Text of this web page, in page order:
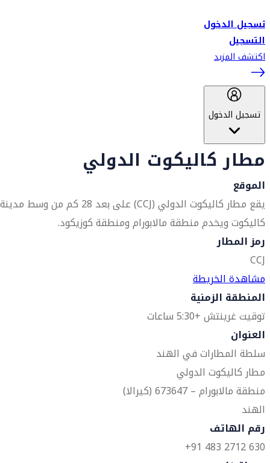
تسجيل الدخول
التسجيل
اكتشف المزيد
تسجيل الدخول
مطار كاليكوت الدولي
الموقع
يقع مطار كاليكوت الدولي (CCJ) على بعد 28 كم من وسط مدينة
كاليكوت ويخدم منطقة مالابورام ومنطقة كوزيكود.
رمز المطار
CCJ
مشاهدة الخريطة
المنطقة الزمنية
توقيت غرينتش +5:30 ساعات
العنوان
سلطة المطارات في الهند
مطار كاليكوت الدولي
منطقة مالابورام – 673647 (كيرالا)
الهند
رقم الهاتف
630 2712 483 91+